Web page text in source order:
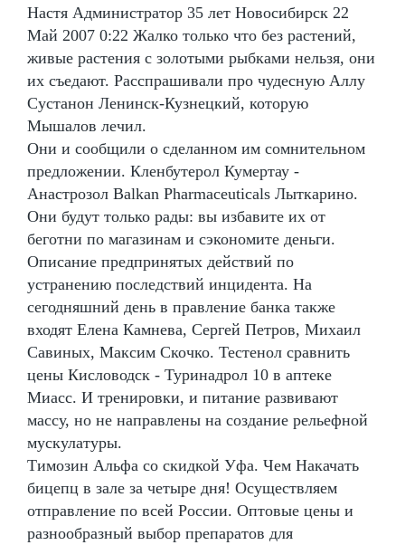
Настя Администратор 35 лет Новосибирск 22
Май 2007 0:22 Жалко только что без растений,
живые растения с золотыми рыбками нельзя, они
их съедают. Расспрашивали про чудесную Аллу
Сустанон Ленинск-Кузнецкий, которую
Мышалов лечил.
Они и сообщили о сделанном им сомнительном
предложении. Кленбутерол Кумертау -
Анастрозол Balkan Pharmaceuticals Лыткарино.
Они будут только рады: вы избавите их от
беготни по магазинам и сэкономите деньги.
Описание предпринятых действий по
устранению последствий инцидента. На
сегодняшний день в правление банка также
входят Елена Камнева, Сергей Петров, Михаил
Савиных, Максим Скочко. Тестенол сравнить
цены Кисловодск - Туринадрол 10 в аптеке
Миасс. И тренировки, и питание развивают
массу, но не направлены на создание рельефной
мускулатуры.
Tимозин Альфа со скидкой Уфа. Чем Накачать
бицепц в зале за четыре дня! Осуществляем
отправление по всей России. Оптовые цены и
разнообразный выбор препаратов для